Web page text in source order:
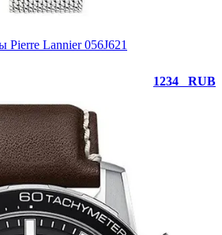
Pierre Lannier 056J621
1234 RUB